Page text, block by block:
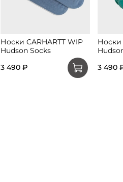
Носки CARHARTT WIP
Hudson Socks
3 490 ₽
Носки
3 490